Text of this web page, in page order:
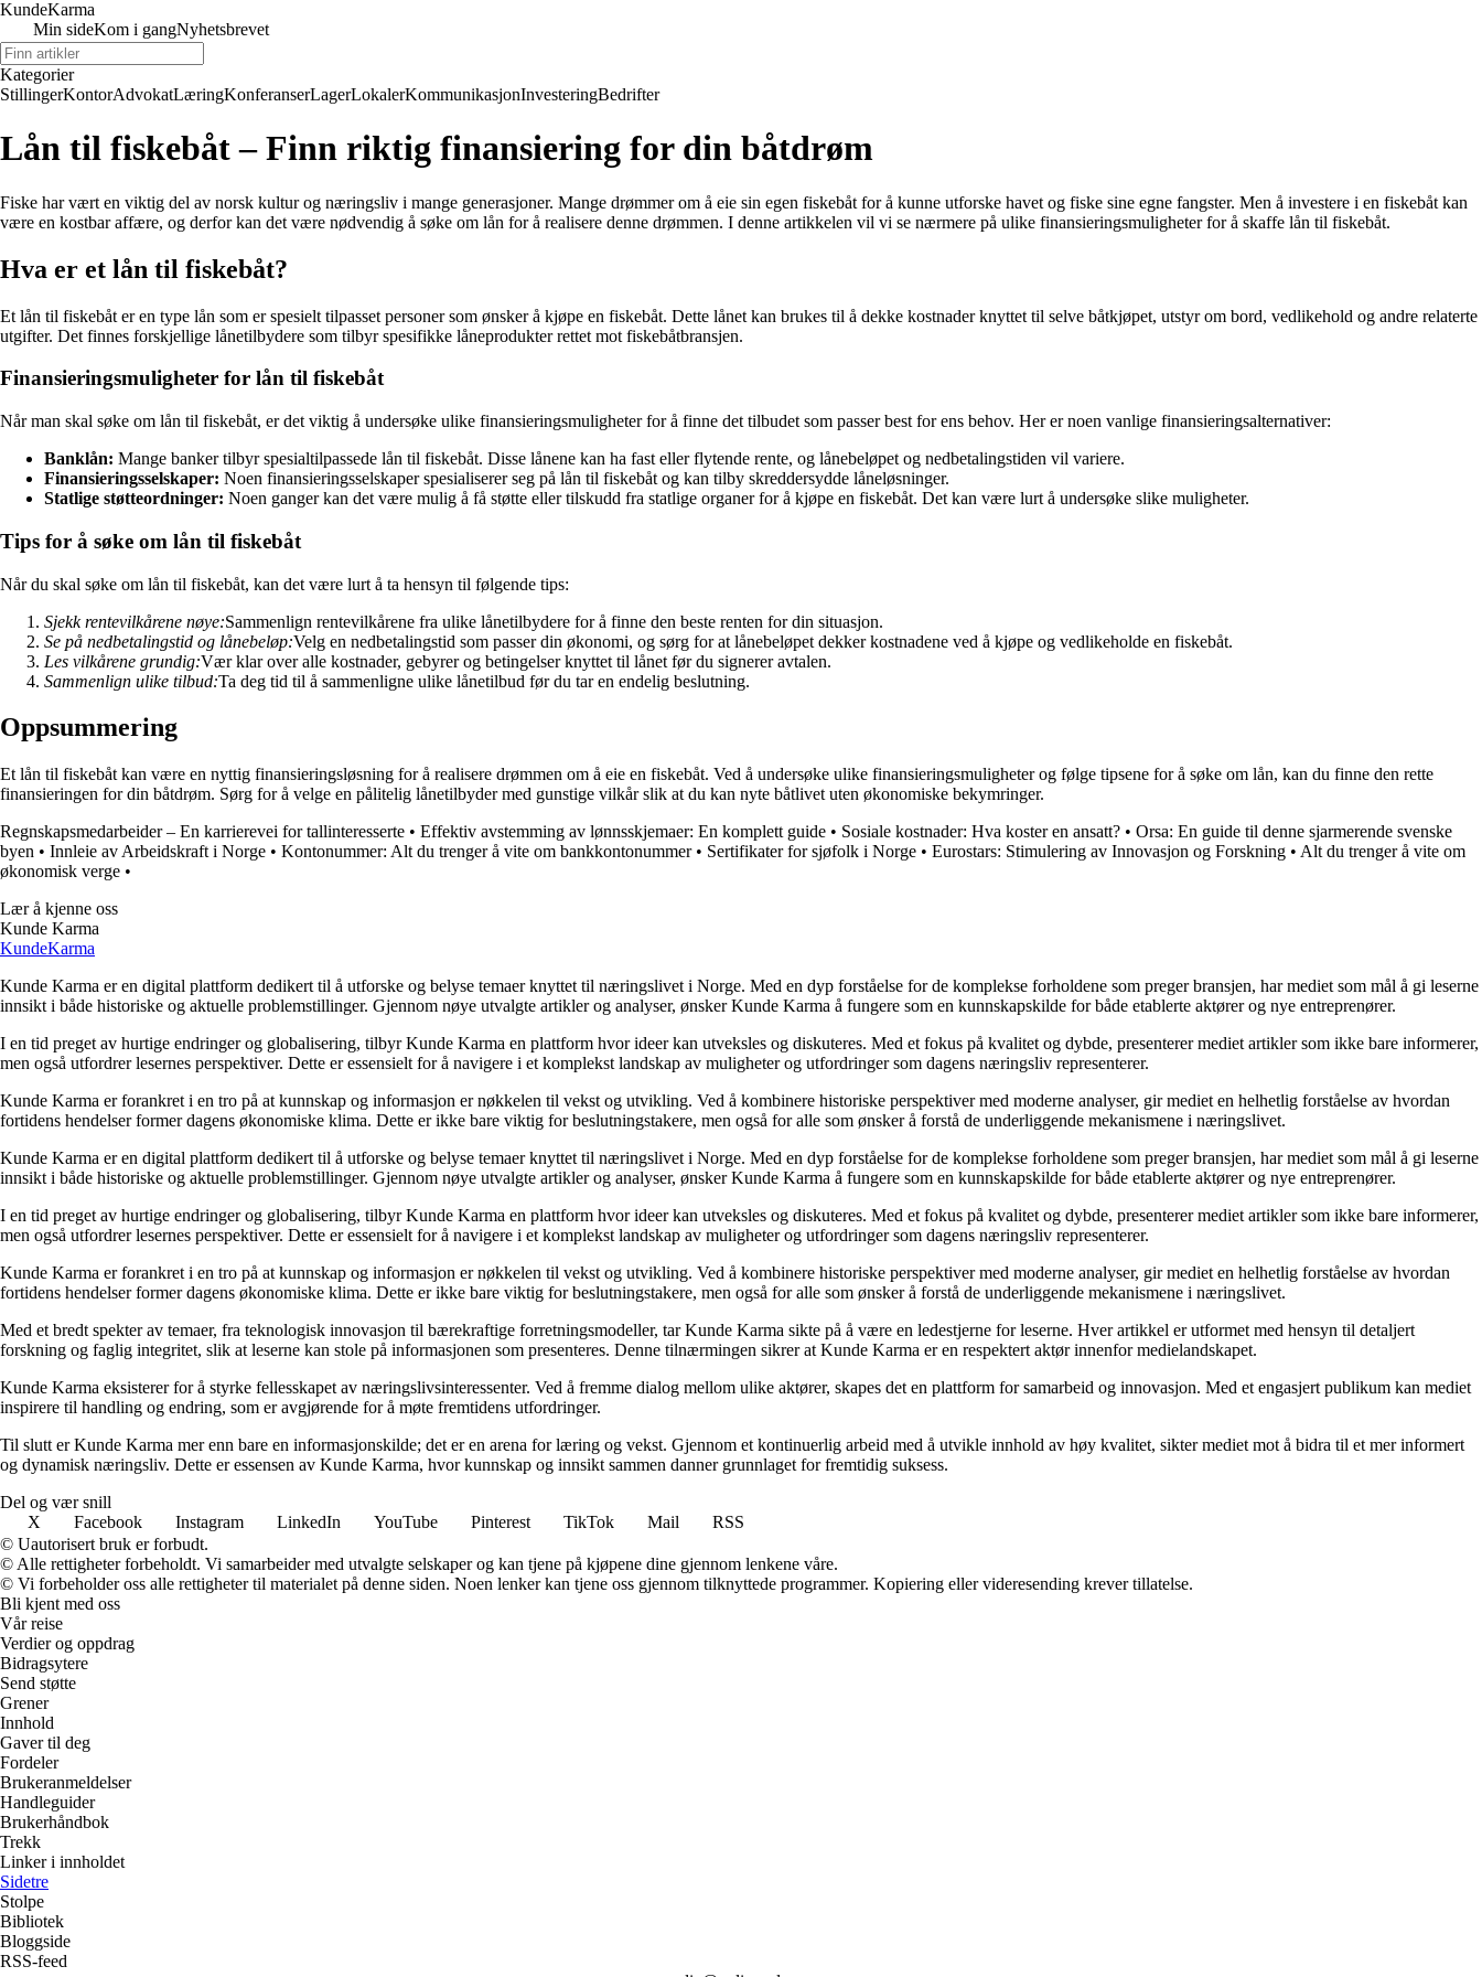
KundeKarma
Min sideKom i gangNyhetsbrevet
Kategorier
StillingerKontorAdvokatLæringKonferanserLagerLokalerKommunikasjonInvesteringBedrifter
Lån til fiskebåt – Finn riktig finansiering for din båtdrøm
Fiske har vært en viktig del av norsk kultur og næringsliv i mange generasjoner. Mange drømmer om å eie sin egen fiskebåt for å kunne utforske havet og fiske sine egne fangster. Men å investere i en fiskebåt kan
være en kostbar affære, og derfor kan det være nødvendig å søke om lån for å realisere denne drømmen. I denne artikkelen vil vi se nærmere på ulike finansieringsmuligheter for å skaffe lån til fiskebåt.
Hva er et lån til fiskebåt?
Et lån til fiskebåt er en type lån som er spesielt tilpasset personer som ønsker å kjøpe en fiskebåt. Dette lånet kan brukes til å dekke kostnader knyttet til selve båtkjøpet, utstyr om bord, vedlikehold og andre relaterte
utgifter. Det finnes forskjellige lånetilbydere som tilbyr spesifikke låneprodukter rettet mot fiskebåtbransjen.
Finansieringsmuligheter for lån til fiskebåt
Når man skal søke om lån til fiskebåt, er det viktig å undersøke ulike finansieringsmuligheter for å finne det tilbudet som passer best for ens behov. Her er noen vanlige finansieringsalternativer:
Banklån: Mange banker tilbyr spesialtilpassede lån til fiskebåt. Disse lånene kan ha fast eller flytende rente, og lånebeløpet og nedbetalingstiden vil variere.
Finansieringsselskaper: Noen finansieringsselskaper spesialiserer seg på lån til fiskebåt og kan tilby skreddersydde låneløsninger.
Statlige støtteordninger: Noen ganger kan det være mulig å få støtte eller tilskudd fra statlige organer for å kjøpe en fiskebåt. Det kan være lurt å undersøke slike muligheter.
Tips for å søke om lån til fiskebåt
Når du skal søke om lån til fiskebåt, kan det være lurt å ta hensyn til følgende tips:
Sjekk rentevilkårene nøye:Sammenlign rentevilkårene fra ulike lånetilbydere for å finne den beste renten for din situasjon.
Se på nedbetalingstid og lånebeløp:Velg en nedbetalingstid som passer din økonomi, og sørg for at lånebeløpet dekker kostnadene ved å kjøpe og vedlikeholde en fiskebåt.
Les vilkårene grundig:Vær klar over alle kostnader, gebyrer og betingelser knyttet til lånet før du signerer avtalen.
Sammenlign ulike tilbud:Ta deg tid til å sammenligne ulike lånetilbud før du tar en endelig beslutning.
Oppsummering
Et lån til fiskebåt kan være en nyttig finansieringsløsning for å realisere drømmen om å eie en fiskebåt. Ved å undersøke ulike finansieringsmuligheter og følge tipsene for å søke om lån, kan du finne den rette
finansieringen for din båtdrøm. Sørg for å velge en pålitelig lånetilbyder med gunstige vilkår slik at du kan nyte båtlivet uten økonomiske bekymringer.
Regnskapsmedarbeider – En karrierevei for tallinteresserte • Effektiv avstemming av lønnsskjemaer: En komplett guide • Sosiale kostnader: Hva koster en ansatt? • Orsa: En guide til denne sjarmerende svenske
byen • Innleie av Arbeidskraft i Norge • Kontonummer: Alt du trenger å vite om bankkontonummer• Sertifikater for sjøfolk i Norge • Eurostars: Stimulering av Innovasjon og Forskning • Alt du trenger å vite om
økonomisk verge •
Lær å kjenne oss
Kunde Karma
KundeKarma
Kunde Karma er en digital plattform dedikert til å utforske og belyse temaer knyttet til næringslivet i Norge. Med en dyp forståelse for de komplekse forholdene som preger bransjen, har mediet som mål å gi leserne
innsikt i både historiske og aktuelle problemstillinger. Gjennom nøye utvalgte artikler og analyser, ønsker Kunde Karma å fungere som en kunnskapskilde for både etablerte aktører og nye entreprenører.
I en tid preget av hurtige endringer og globalisering, tilbyr Kunde Karma en plattform hvor ideer kan utveksles og diskuteres. Med et fokus på kvalitet og dybde, presenterer mediet artikler som ikke bare informerer,
men også utfordrer lesernes perspektiver. Dette er essensielt for å navigere i et komplekst landskap av muligheter og utfordringer som dagens næringsliv representerer.
Kunde Karma er forankret i en tro på at kunnskap og informasjon er nøkkelen til vekst og utvikling. Ved å kombinere historiske perspektiver med moderne analyser, gir mediet en helhetlig forståelse av hvordan
fortidens hendelser former dagens økonomiske klima. Dette er ikke bare viktig for beslutningstakere, men også for alle som ønsker å forstå de underliggende mekanismene i næringslivet.
Kunde Karma er en digital plattform dedikert til å utforske og belyse temaer knyttet til næringslivet i Norge. Med en dyp forståelse for de komplekse forholdene som preger bransjen, har mediet som mål å gi leserne
innsikt i både historiske og aktuelle problemstillinger. Gjennom nøye utvalgte artikler og analyser, ønsker Kunde Karma å fungere som en kunnskapskilde for både etablerte aktører og nye entreprenører.
I en tid preget av hurtige endringer og globalisering, tilbyr Kunde Karma en plattform hvor ideer kan utveksles og diskuteres. Med et fokus på kvalitet og dybde, presenterer mediet artikler som ikke bare informerer,
men også utfordrer lesernes perspektiver. Dette er essensielt for å navigere i et komplekst landskap av muligheter og utfordringer som dagens næringsliv representerer.
Kunde Karma er forankret i en tro på at kunnskap og informasjon er nøkkelen til vekst og utvikling. Ved å kombinere historiske perspektiver med moderne analyser, gir mediet en helhetlig forståelse av hvordan
fortidens hendelser former dagens økonomiske klima. Dette er ikke bare viktig for beslutningstakere, men også for alle som ønsker å forstå de underliggende mekanismene i næringslivet.
Med et bredt spekter av temaer, fra teknologisk innovasjon til bærekraftige forretningsmodeller, tar Kunde Karma sikte på å være en ledestjerne for leserne. Hver artikkel er utformet med hensyn til detaljert
forskning og faglig integritet, slik at leserne kan stole på informasjonen som presenteres. Denne tilnærmingen sikrer at Kunde Karma er en respektert aktør innenfor medielandskapet.
Kunde Karma eksisterer for å styrke fellesskapet av næringslivsinteressenter. Ved å fremme dialog mellom ulike aktører, skapes det en plattform for samarbeid og innovasjon. Med et engasjert publikum kan mediet
inspirere til handling og endring, som er avgjørende for å møte fremtidens utfordringer.
Til slutt er Kunde Karma mer enn bare en informasjonskilde; det er en arena for læring og vekst. Gjennom et kontinuerlig arbeid med å utvikle innhold av høy kvalitet, sikter mediet mot å bidra til et mer informert
og dynamisk næringsliv. Dette er essensen av Kunde Karma, hvor kunnskap og innsikt sammen danner grunnlaget for fremtidig suksess.
Del og vær snill
X
Facebook Instagram LinkedIn YouTube Pinterest TikTok Mail
RSS
© Uautorisert bruk er forbudt.
© Alle rettigheter forbeholdt. Vi samarbeider med utvalgte selskaper og kan tjene på kjøpene dine gjennom lenkene våre.
© Vi forbeholder oss alle rettigheter til materialet på denne siden. Noen lenker kan tjene oss gjennom tilknyttede programmer. Kopiering eller videresending krever tillatelse.
Bli kjent med oss
Vår reise
Verdier og oppdrag
Bidragsytere
Send støtte
Grener
Innhold
Gaver til deg
Fordeler
Brukeranmeldelser
Handleguider
Brukerhåndbok
Trekk
Linker i innholdet
Sidetre
Stolpe
Bibliotek
Bloggside
RSS-feed